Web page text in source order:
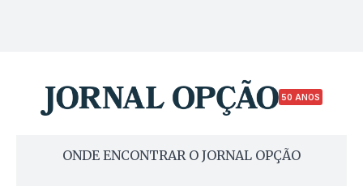
50 ANOS
ONDE ENCONTRAR O JORNAL OPÇÃO